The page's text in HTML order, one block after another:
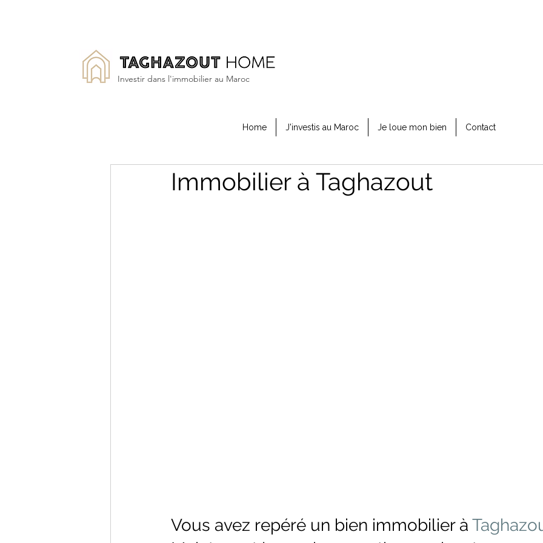
Investir dans l'immobilier au Maroc
Home J'investis au Maroc Je loue mon bien Contact
Immobilier à Taghazout
Vous avez repéré un bien immobilier à